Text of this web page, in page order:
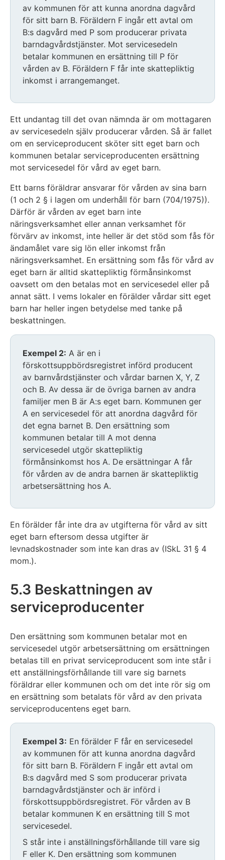
av kommunen för att kunna anordna dagvård
för sitt barn B. Föräldern F ingår ett avtal om
B:s dagvård med P som producerar privata
barndagvårdstjänster. Mot servicesedeln
betalar kommunen en ersättning till P för
vården av B. Föräldern F får inte skattepliktig
inkomst i arrangemanget.
Ett undantag till det ovan nämnda är om mottagaren
av servicesedeln själv producerar vården. Så är fallet
om en serviceproducent sköter sitt eget barn och
kommunen betalar serviceproducenten ersättning
mot servicesedel för vård av eget barn.
Ett barns föräldrar ansvarar för vården av sina barn
(1 och 2 § i lagen om underhåll för barn (704/1975)).
Därför är vården av eget barn inte
näringsverksamhet eller annan verksamhet för
förvärv av inkomst, inte heller är det stöd som fås för
ändamålet vare sig lön eller inkomst från
näringsverksamhet. En ersättning som fås för vård av
eget barn är alltid skattepliktig förmånsinkomst
oavsett om den betalas mot en servicesedel eller på
annat sätt. I vems lokaler en förälder vårdar sitt eget
barn har heller ingen betydelse med tanke på
beskattningen.
Exempel 2: A är en i
förskottsuppbördsregistret införd producent
av barnvårdstjänster och vårdar barnen X, Y, Z
och B. Av dessa är de övriga barnen av andra
familjer men B är A:s eget barn. Kommunen ger
A en servicesedel för att anordna dagvård för
det egna barnet B. Den ersättning som
kommunen betalar till A mot denna
servicesedel utgör skattepliktig
förmånsinkomst hos A. De ersättningar A får
för vården av de andra barnen är skattepliktig
arbetsersättning hos A.
En förälder får inte dra av utgifterna för vård av sitt
eget barn eftersom dessa utgifter är
levnadskostnader som inte kan dras av (ISkL 31 § 4
mom.).
5.3 Beskattningen av
serviceproducenter
Den ersättning som kommunen betalar mot en
servicesedel utgör arbetsersättning om ersättningen
betalas till en privat serviceproducent som inte står i
ett anställningsförhållande till vare sig barnets
föräldrar eller kommunen och om det inte rör sig om
en ersättning som betalats för vård av den privata
serviceproducentens eget barn.
Exempel 3: En förälder F får en servicesedel
av kommunen för att kunna anordna dagvård
för sitt barn B. Föräldern F ingår ett avtal om
B:s dagvård med S som producerar privata
barndagvårdstjänster och är införd i
förskottsuppbördsregistret. För vården av B
betalar kommunen K en ersättning till S mot
servicesedel.
S står inte i anställningsförhållande till vare sig
F eller K. Den ersättning som kommunen